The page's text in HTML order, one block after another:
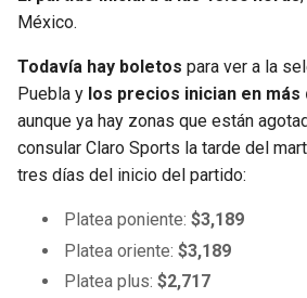
México.
Todavía hay boletos para ver a la
Puebla y los precios inician en más
aunque ya hay zonas que están
consular Claro Sports la tarde del
tres días del inicio del partido:
Platea poniente:$3,189
Platea oriente: $3,189
Platea plus:$2,717